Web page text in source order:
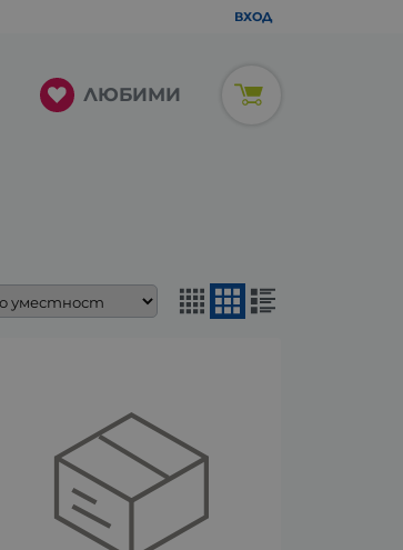
ВХОД
ЛЮБИМИ